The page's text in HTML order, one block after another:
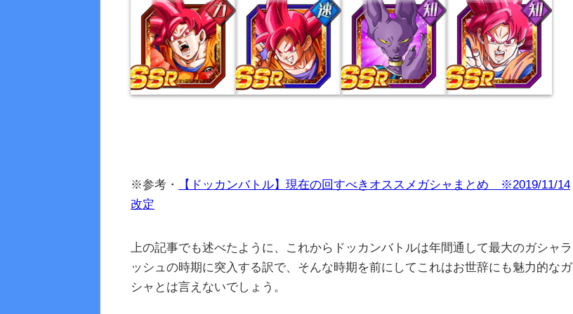
※参考・
【ドッカンバトル】現在の回すべきオススメガシャまとめ ※2019/11/14
改定
上の記事でも述べたように、これからドッカンバトルは年間通して最大のガシャラ
ッシュの時期に突入する訳で、そんな時期を前にしてこれはお世辞にも魅力的なガ
シャとは言えないでしょう。